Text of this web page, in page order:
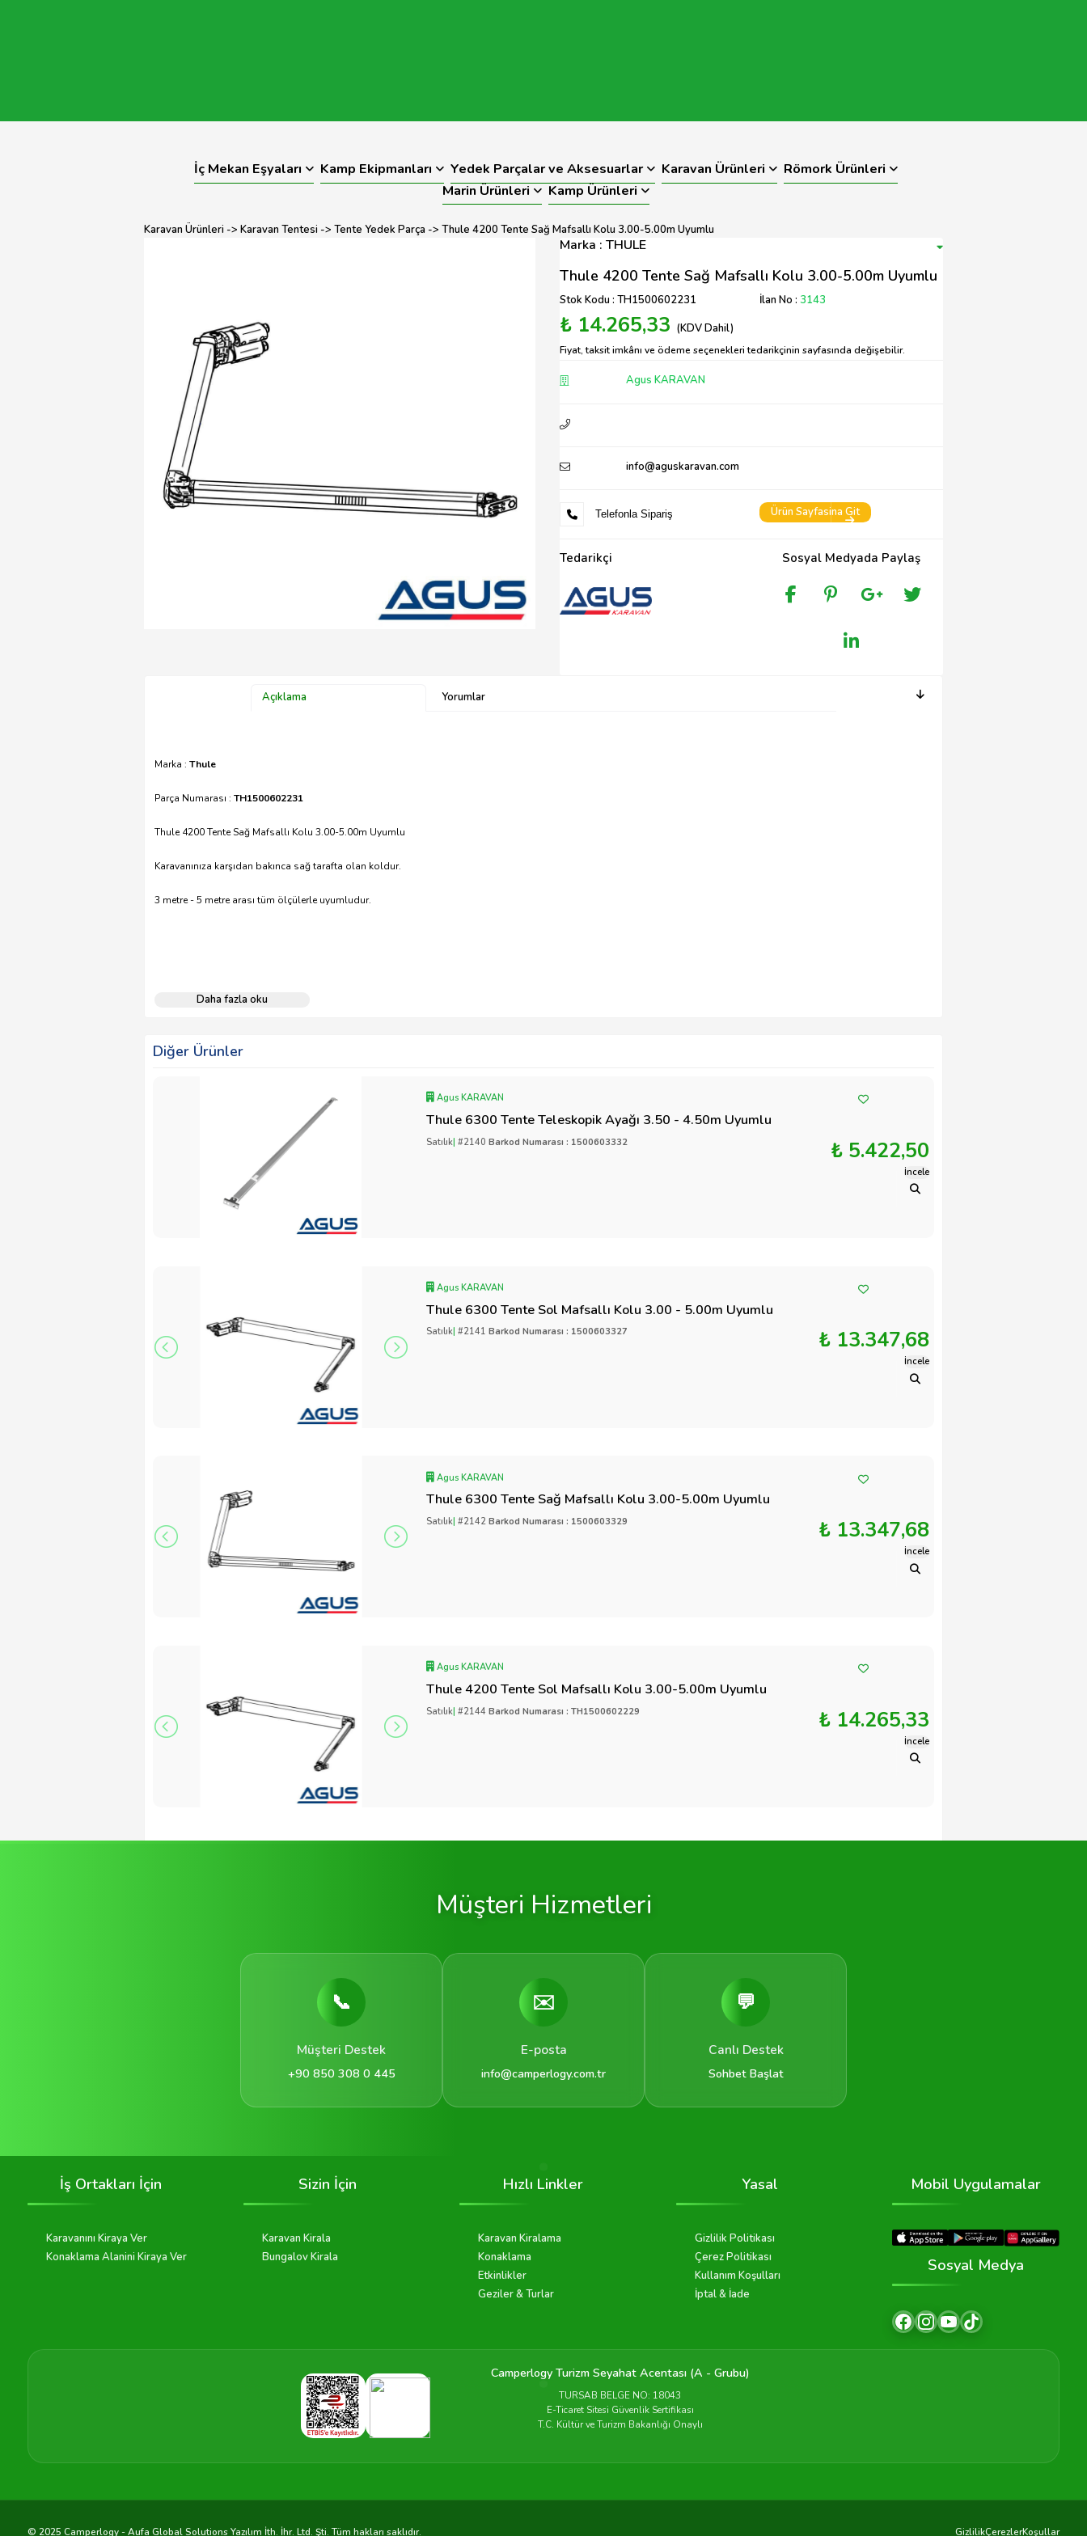
İç Mekan Eşyaları Kamp Ekipmanları Yedek Parçalar ve Aksesuarlar Karavan Ürünleri
Römork Ürünleri
Marin Ürünleri
Kamp Ürünleri
Karavan Ürünleri -> Karavan Tentesi -> Tente Yedek Parça -> Thule 4200 Tente Sağ Mafsallı Kolu 3.00-5.00m Uyumlu
Marka : THULE
Thule 4200 Tente Sağ Mafsallı Kolu 3.00-5.00m Uyumlu
Stok Kodu : TH1500602231 İlan No : 3143
₺ 14.265,33 (KDV Dahil)
Fiyat, taksit imkânı ve ödeme seçenekleri tedarikçinin sayfasında değişebilir.
Agus KARAVAN
info@aguskaravan.com
Telefonla Sipariş Ürün Sayfasina Git
Tedarikçi Sosyal Medyada Paylaş
Açıklama Yorumlar
Marka : Thule
Parça Numarası : TH1500602231
Thule 4200 Tente Sağ Mafsallı Kolu 3.00-5.00m Uyumlu
Karavanınıza karşıdan bakınca sağ tarafta olan koldur.
3 metre - 5 metre arası tüm ölçülerle uyumludur.
Daha fazla oku
Diğer Ürünler
Agus KARAVAN
Thule 6300 Tente Teleskopik Ayağı 3.50 - 4.50m Uyumlu
Satılık| #2140Barkod Numarası : 1500603332 ₺ 5.422,50
İncele
Agus KARAVAN
Thule 6300 Tente Sol Mafsallı Kolu 3.00 - 5.00m Uyumlu
Satılık| #2141Barkod Numarası : 1500603327 ₺ 13.347,68
İncele
Agus KARAVAN
Thule 6300 Tente Sağ Mafsallı Kolu 3.00-5.00m Uyumlu
Satılık| #2142Barkod Numarası : 1500603329 ₺ 13.347,68
İncele
Agus KARAVAN
Thule 4200 Tente Sol Mafsallı Kolu 3.00-5.00m Uyumlu
Satılık| #2144Barkod Numarası : TH1500602229 ₺ 14.265,33
İncele
Müşteri Hizmetleri
📞
Müşteri Destek
+90 850 308 0 445
✉️
E-posta
info@camperlogy.com.tr
💬
Canlı Destek
Sohbet Başlat
İş Ortakları İçin
Karavanını Kiraya Ver
Konaklama Alanini Kiraya Ver
Sizin İçin
Karavan Kirala
Bungalov Kirala
Hızlı Linkler
Karavan Kiralama
Konaklama
Etkinlikler
Geziler & Turlar
Yasal
Gizlilik Politikası
Çerez Politikası
Kullanım Koşulları
İptal & İade
Mobil Uygulamalar
Sosyal Medya
Camperlogy Turizm Seyahat Acentası (A - Grubu)
TURSAB BELGE NO: 18043
E-Ticaret Sitesi Güvenlik Sertifikası
T.C. Kültür ve Turizm Bakanlığı Onaylı
© 2025 Camperlogy - Aufa Global Solutions Yazılım İth. İhr. Ltd. Şti. Tüm hakları saklıdır. GizlilikÇerezlerKoşullar